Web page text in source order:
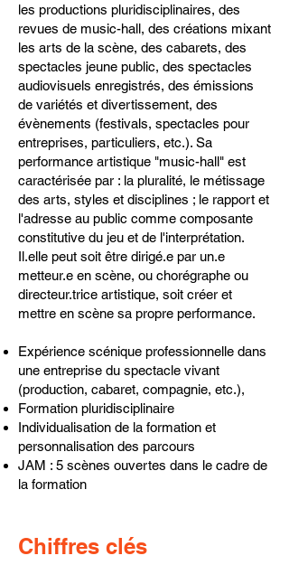
les productions pluridisciplinaires, des
revues de music-hall, des créations mixant
les arts de la scène, des cabarets, des
spectacles jeune public, des spectacles
audiovisuels enregistrés, des émissions
de variétés et divertissement, des
évènements (festivals, spectacles pour
entreprises, particuliers, etc.). Sa
performance artistique "music-hall" est
caractérisée par : la pluralité, le métissage
des arts, styles et disciplines ; le rapport et
l'adresse au public comme composante
constitutive du jeu et de l'interprétation.
Il.elle peut soit être dirigé.e par un.e
metteur.e en scène, ou chorégraphe ou
directeur.trice artistique, soit créer et
mettre en scène sa propre performance.
Expérience scénique professionnelle dans
une entreprise du spectacle vivant
(production, cabaret, compagnie, etc.),
Formation pluridisciplinaire
Individualisation de la formation et
personnalisation des parcours
JAM : 5 scènes ouvertes dans le cadre de
la formation
Chiffres clés